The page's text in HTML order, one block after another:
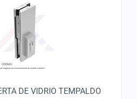
DE VIDRIO TEMPALDO